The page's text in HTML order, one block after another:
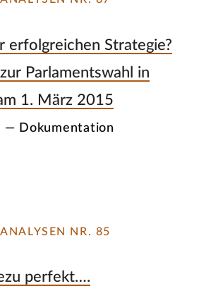
erfolgreichen Strategie?
Parlamentswahl in
1. März 2015
— Dokumentation
NR. 85
perfekt….